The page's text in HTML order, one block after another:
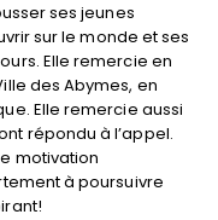
ses jeunes
sur le monde et ses
Elle remercie en
des Abymes, en
Elle remercie aussi
répondu à l’appel.
motivation
à poursuivre